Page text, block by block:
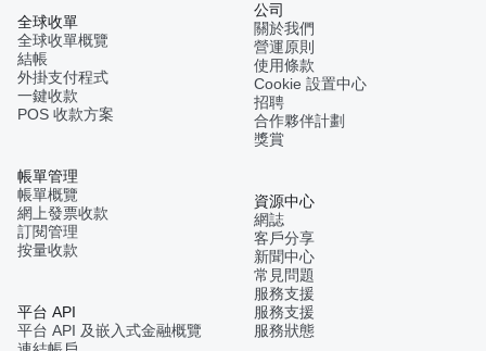
全球收單
全球收單概覽
結帳
外掛支付程式
一鍵收款
POS 收款方案
帳單管理
帳單概覽
網上發票收款
訂閱管理
按量收款
平台 API
平台 API 及嵌入式金融概覽
公司
關於我們
營運原則
使用條款
Cookie 設置中心
招聘
合作夥伴計劃
獎賞
資源中心
網誌
客戶分享
新聞中心
常見問題
服務支援
服務支援
服務狀態